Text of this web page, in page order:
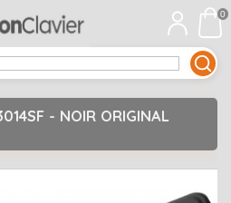
1
Open submenu
12
Open submenu
0
- NOIR ORIGINAL